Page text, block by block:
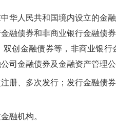
人民共和国境内设立的金
融债券和非商业银行金融债
创金融债券等，非商业银
司金融债券及金融资产管理公
、多次发行；发行金融债
融机构。